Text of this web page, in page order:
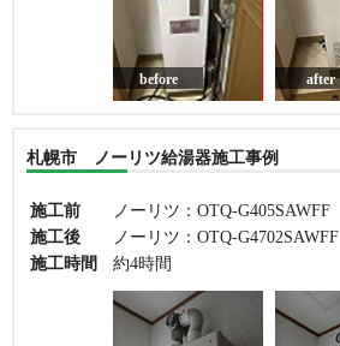
before after
札幌市 ノーリツ給湯器施工事例
施工前
ノーリツ：OTQ-G405SAWFF
施工後
ノーリツ：OTQ-G4702SAWFF
施工時間
約4時間